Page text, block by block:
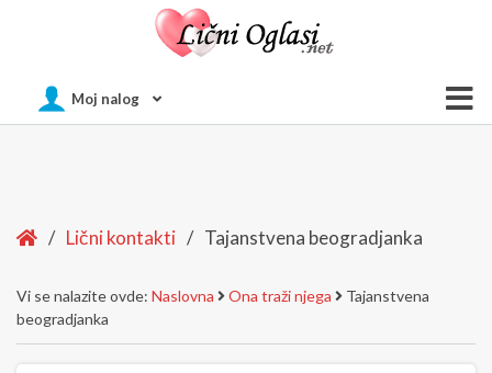
Moj nalog
Home
/ Lični kontakti / Tajanstvena beogradjanka
Vi se nalazite ovde: Naslovna Ona traži njega
Tajanstvena
beogradjanka